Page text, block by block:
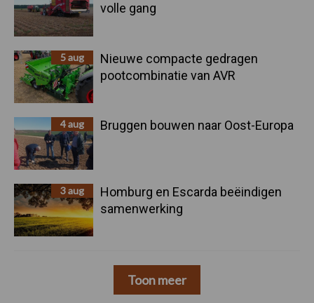
volle gang
5 aug
Nieuwe compacte gedragen
pootcombinatie van AVR
4 aug Bruggen bouwen naar Oost-Europa
3 aug
Homburg en Escarda beëindigen
samenwerking
Toon meer